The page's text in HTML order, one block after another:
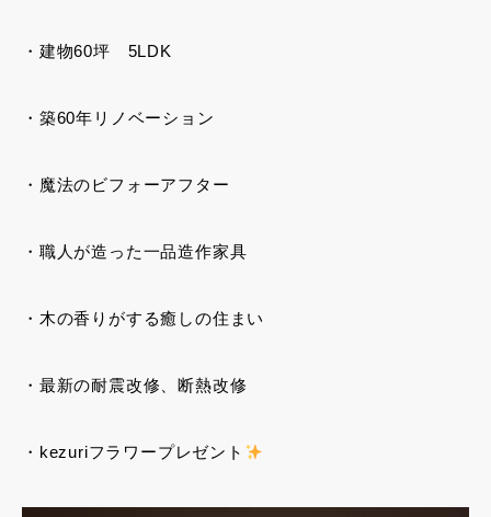
・建物60坪 5LDK
・築60年リノベーション
・魔法のビフォーアフター
・職人が造った一品造作家具
・木の香りがする癒しの住まい
・最新の耐震改修、断熱改修
・kezuriフラワープレゼント